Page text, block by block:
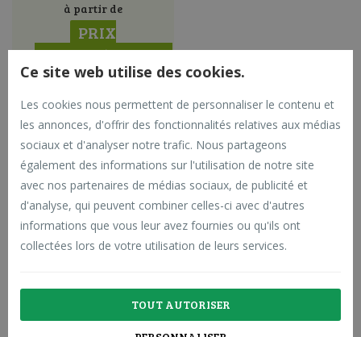
à partir de
PRIX
PALETTE/VOLUME
- CHOISISSEZ
LA QUANTITÉ -
PRIX DANS LE
PANIER
Incl. TVA
prix catalogue: -
Ce site web utilise des cookies.
Les cookies nous permettent de personnaliser le contenu et
les annonces, d'offrir des fonctionnalités relatives aux médias
sociaux et d'analyser notre trafic. Nous partageons
également des informations sur l'utilisation de notre site
avec nos partenaires de médias sociaux, de publicité et
d'analyse, qui peuvent combiner celles-ci avec d'autres
informations que vous leur avez fournies ou qu'ils ont
collectées lors de votre utilisation de leurs services.
TOUT AUTORISER